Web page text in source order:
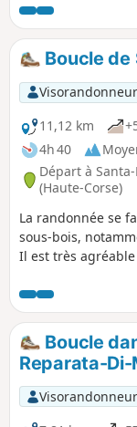
croiserez
ruisseaux. La
parking de départ
Boucle de
Visorandonneur
11,12 km
4h 40
Départ à
(Haute-Corse)
La randonnée se
sous-bois,
Il est très
Canapajo, après le
ruines d'un
également
aussi par le
Boucle
Reparata-Di-
Visorandonneur